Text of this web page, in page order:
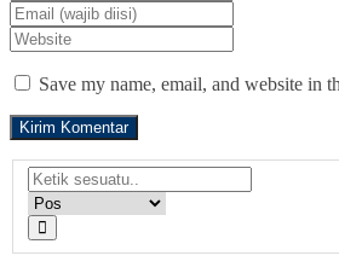
Save my name, email, and website in